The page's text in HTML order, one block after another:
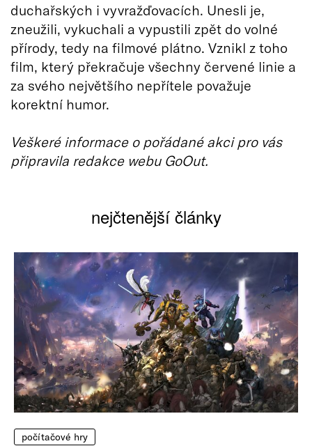
duchařských i vyvražďovacích. Unesli je,
zneužili, vykuchali a vypustili zpět do volné
přírody, tedy na filmové plátno. Vznikl z toho
film, který překračuje všechny červené linie a
za svého největšího nepřítele považuje
korektní humor.
Veškeré informace o pořádané akci pro vás
připravila redakce webu GoOut.
nejčtenější články
počítačové hry